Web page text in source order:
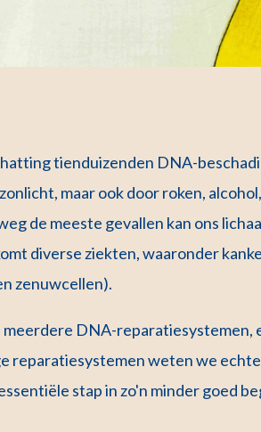
tienduizenden DNA-
maar ook door roken,
de meeste gevallen kan ons
diverse ziekten, waaronder
zenuwcellen).
DNA-reparatiesystemen,
reparatiesystemen weten we
stap in zo'n minder goed